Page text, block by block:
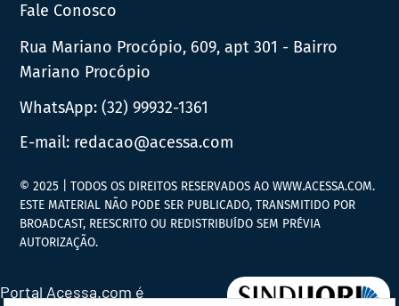
Fale Conosco
Rua Mariano Procópio, 609, apt 301 - Bairro
Mariano Procópio
WhatsApp:(32) 99932-1361
E-mail: redacao@acessa.com
© 2025 | TODOS OS DIREITOS RESERVADOS AO WWW.ACESSA.COM.
ESTE MATERIAL NÃO PODE SER PUBLICADO, TRANSMITIDO POR
BROADCAST, REESCRITO OU REDISTRIBUÍDO SEM PRÉVIA
AUTORIZAÇÃO.
Portal Acessa.com é